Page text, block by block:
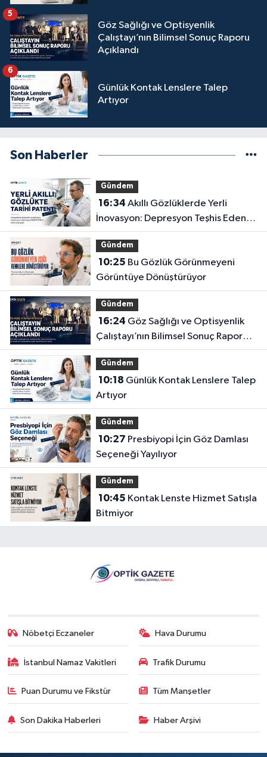
Göz Sağlığı ve Optisyenlik
Çalıştayı’nın Bilimsel Sonuç Raporu
Açıklandı
5
Günlük Kontak Lenslere Talep
Artıyor
6
Son Haberler
Gündem
16:34
İnovasyon: Depresyon Teşhis Eden
Gözlüğe Türkpatent Onayı
Gündem
10:25
Görüntüye Dönüştürüyor
Gündem
16:24
Çalıştayı’nın Bilimsel Sonuç Raporu
Açıklandı
Gündem
10:18
Artıyor
Gündem
10:27
Seçeneği Yayılıyor
Gündem
10:45
Bitmiyor
Nöbetçi Eczaneler Hava Durumu
İstanbul Namaz Vakitleri Trafik Durumu
Puan Durumu ve Fikstür Tüm Manşetler
Son Dakika Haberleri Haber Arşivi